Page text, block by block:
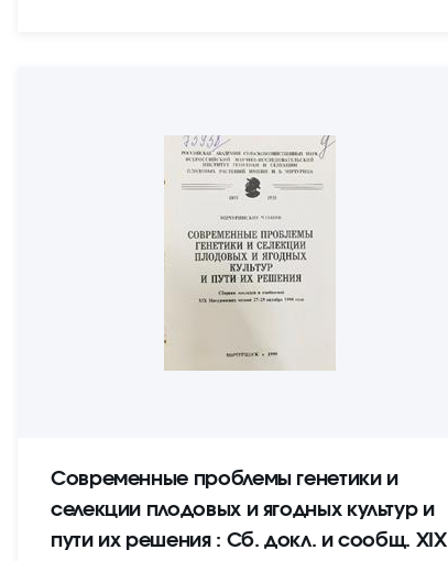
Современные проблемы генетики и
селекции плодовых и ягодных культур и
пути их решения : Сб. докл. и сообщ. XIX